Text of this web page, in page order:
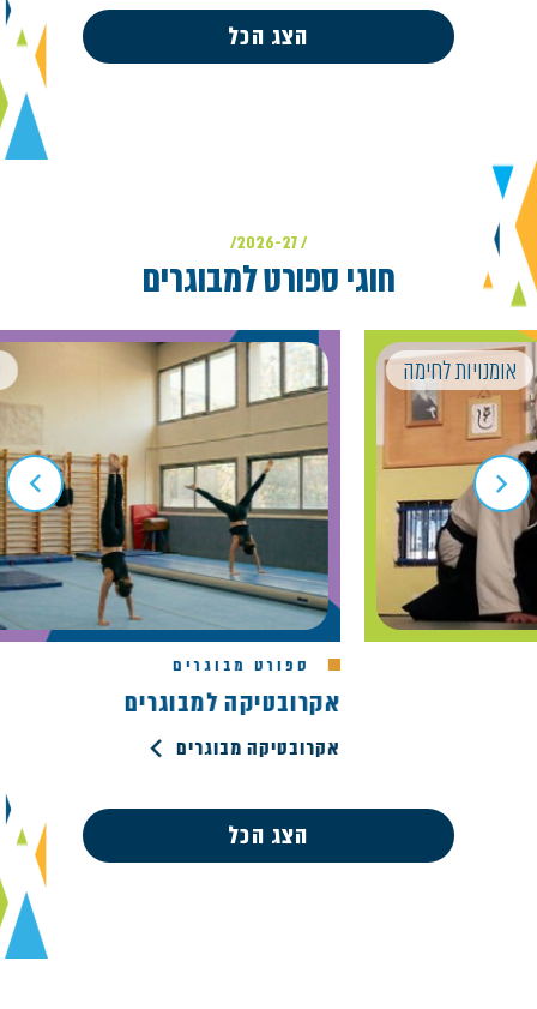
הצג הכל
/ 2026-27/
חוגי ספורט למבוגרים
לחימה ספורט
ספורט מבוגרים
אקרובטיקה למבוגרים
אקרובטיקה מבוגרים
הצג הכל